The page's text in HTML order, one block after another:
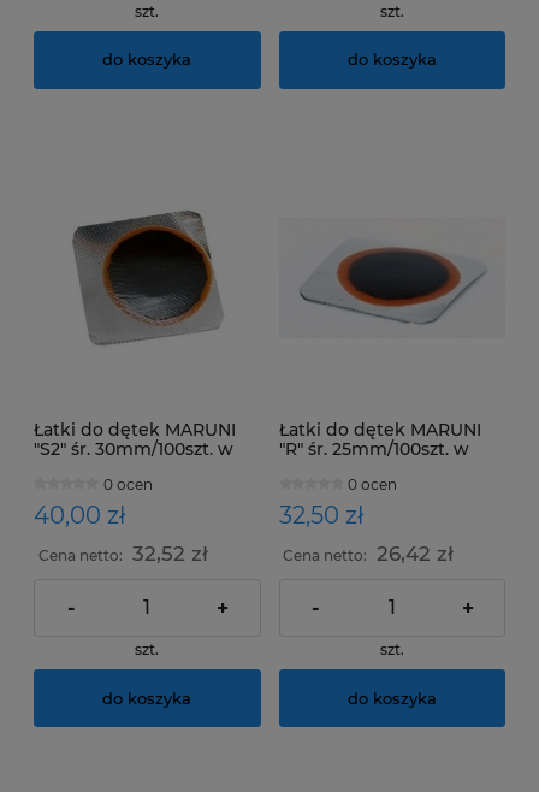
szt.
do koszyka
szt.
do koszyka
Łatki do dętek MARUNI
"S2" śr. 30mm/100szt. w
0 ocen
40,00 zł
Cena netto: 32,52 zł
- +
szt.
do koszyka
Łatki do dętek MARUNI
"R" śr. 25mm/100szt. w
0 ocen
32,50 zł
Cena netto: 26,42 zł
- +
szt.
do koszyka